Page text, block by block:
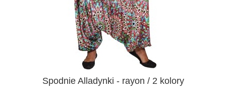
Spodnie Alladynki - rayon / 2 kolory